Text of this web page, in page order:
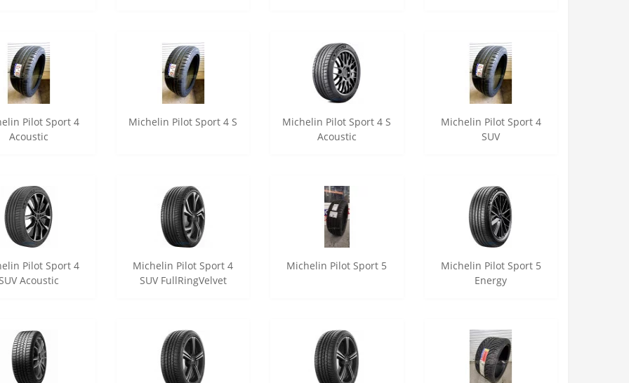
Pilot Sport 4
Acoustic
Michelin Pilot Sport 4 S
Michelin Pilot Sport 4 S
Acoustic
Michelin Pilot Sport 4
SUV
Pilot Sport 4
Acoustic
Michelin Pilot Sport 4
SUV FullRingVelvet
Michelin Pilot Sport 5
Michelin Pilot Sport 5
Energy